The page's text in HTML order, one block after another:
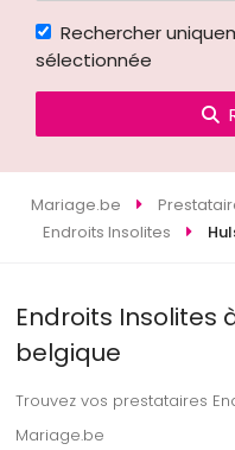
Rechercher
sélectionnée
Mariage.be
Endroits Insolites
Endroits Insolites
belgique
Trouvez vos prestataires
Mariage.be